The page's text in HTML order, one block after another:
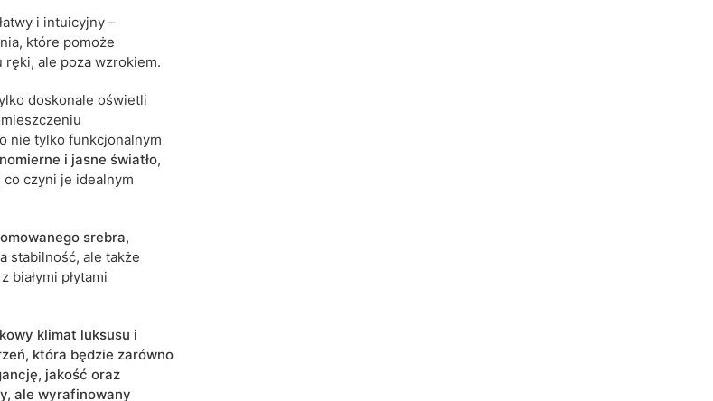
i intuicyjny –
które pomoże
ale poza wzrokiem.
doskonale oświetli
nie tylko funkcjonalnym
i jasne światło,
co czyni je idealnym
srebra,
stabilność, ale także
białymi płytami
klimat luksusu i
która będzie zarówno
jakość oraz
ale wyrafinowany